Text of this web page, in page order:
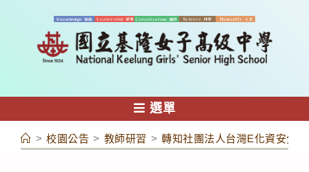
容
選單
> 校園公告 > 教師研習 > 轉知社團法人台灣E化資安分